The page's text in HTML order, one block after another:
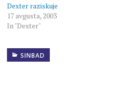
Dexter raziskuje
17 avgusta, 2003
In "Dexter"
SINBAD